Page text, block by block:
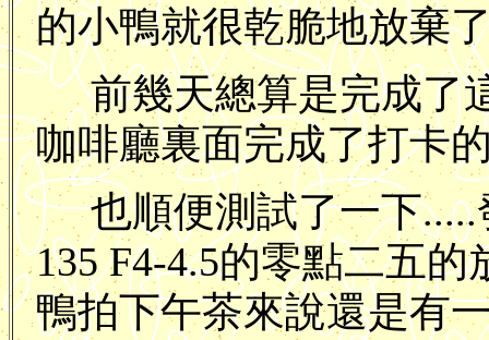
的小鴨就很乾脆地放棄
前幾天總算是完成了
咖啡廳裏面完成了打卡
也順便測試了一下
135 F4-4.5的零點二五
鴨拍下午茶來說還是有